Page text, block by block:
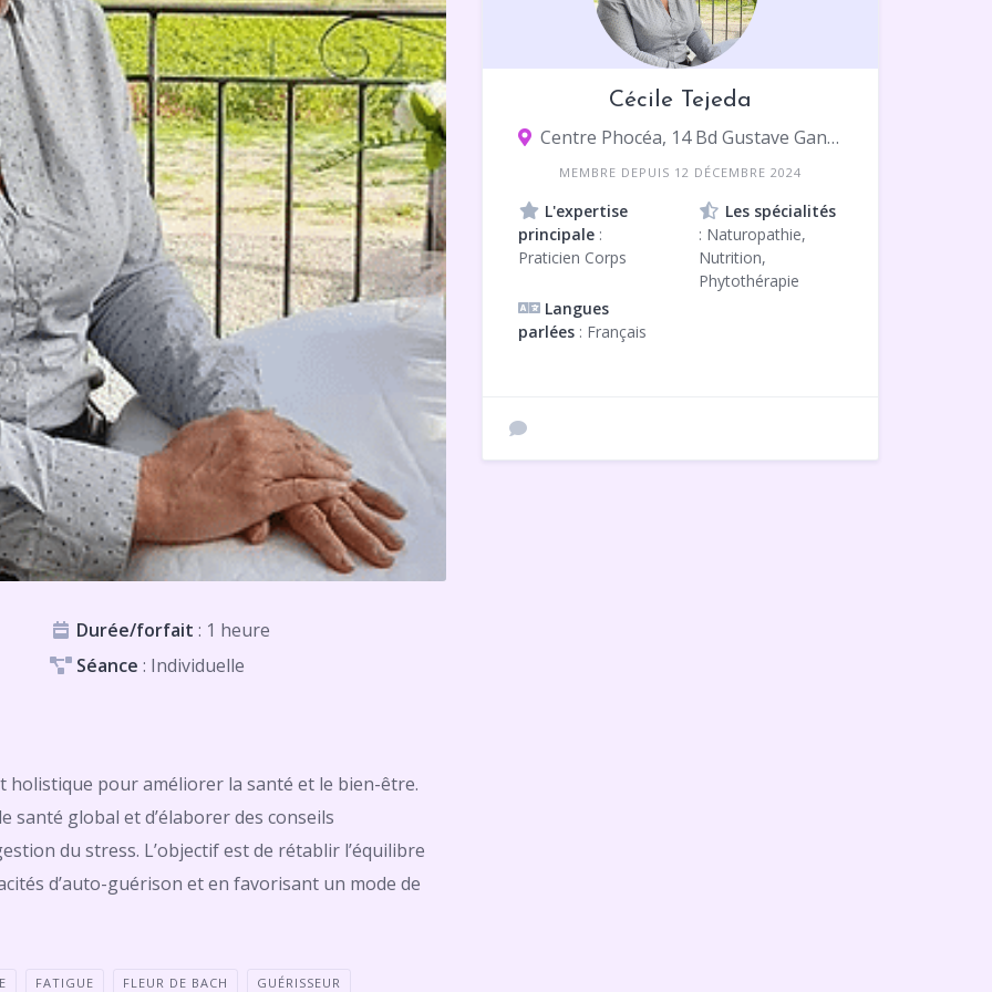
Durée/forfait : 1 heure
Séance : Individuelle
pour améliorer la santé et le bien-être.
santé global et d’élaborer des conseils
du stress. L’objectif est de rétablir l’équilibre
d’auto-guérison et en favorisant un mode de
FATIGUE FLEUR DE BACH GUÉRISSEUR
Cécile Tejeda
Centre Phocéa, 14 Bd Gustave Ganay, 13009 Marseille
MEMBRE DEPUIS 12 DÉCEMBRE 2024
L'expertise
principale :
Praticien Corps
Les spécialités
: Naturopathie,
Nutrition,
Phytothérapie
Langues
parlées : Français